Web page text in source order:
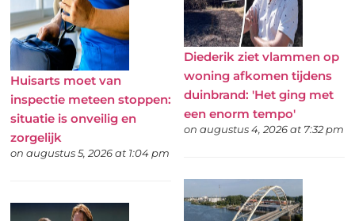
Huisarts moet van
inspectie meteen stoppen:
situatie is onveilig en
zorgelijk
on augustus 5, 2026 at 1:04 pm
Diederik ziet vlammen op
woning afkomen tijdens
duinbrand: 'Het ging met
een enorm tempo'
on augustus 4, 2026 at 7:32 pm